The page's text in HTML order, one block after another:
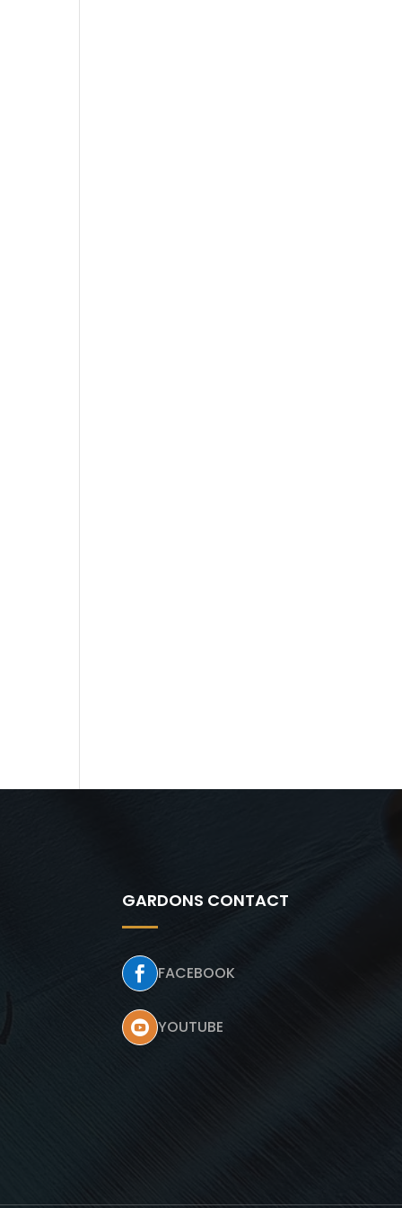
GARDONS CONTACT
 FACEBOOK
 YOUTUBE